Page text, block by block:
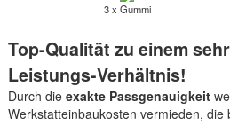
3 x Gummi
Top-Qualität zu einem
Leistungs-Verhältnis!
Durch die exakte Passgenauigkeit
Werkstatteinbaukosten vermieden, die